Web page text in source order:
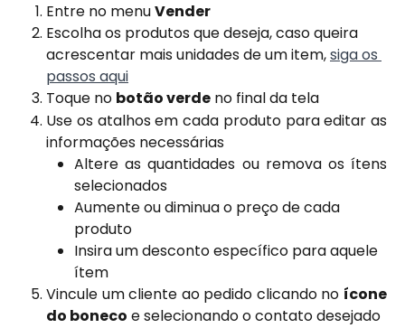
Entre no menu Vender
Escolha os produtos que deseja, caso queira
acrescentar mais unidades de um item, siga os
passos aqui
Toque no botão verde no final da tela
Use os atalhos em cada produto para editar as
informações necessárias
Altere as quantidades ou remova os ítens
selecionados
Aumente ou diminua o preço de cada
produto
Insira um desconto específico para aquele
ítem
Vincule um cliente ao pedido clicando no ícone
do boneco e selecionando o contato desejado